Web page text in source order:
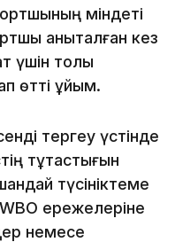
міндеті
анықталған кез
үшін толық
өтті ұйым.
тергеу үстінде
тұтастығын
түсініктеме
ережелеріне
немесе